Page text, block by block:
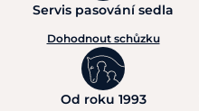
Servis pasování sedla
Dohodnout schůzku
Od roku 1993